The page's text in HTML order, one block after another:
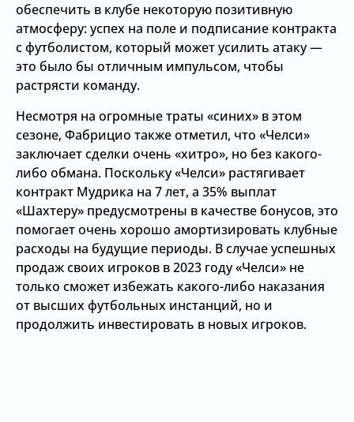
обеспечить в клубе некоторую позитивную
атмосферу: успех на поле и подписание контракта
с футболистом, который может усилить атаку —
это было бы отличным импульсом, чтобы
растрясти команду.
Несмотря на огромные траты «синих» в этом
сезоне, Фабрицио также отметил, что «Челси»
заключает сделки очень «хитро», но без какого-
либо обмана. Поскольку «Челси» растягивает
контракт Мудрика на 7 лет, а 35% выплат
«Шахтеру» предусмотрены в качестве бонусов, это
помогает очень хорошо амортизировать клубные
расходы на будущие периоды. В случае успешных
продаж своих игроков в 2023 году «Челси» не
только сможет избежать какого-либо наказания
от высших футбольных инстанций, но и
продолжить инвестировать в новых игроков.